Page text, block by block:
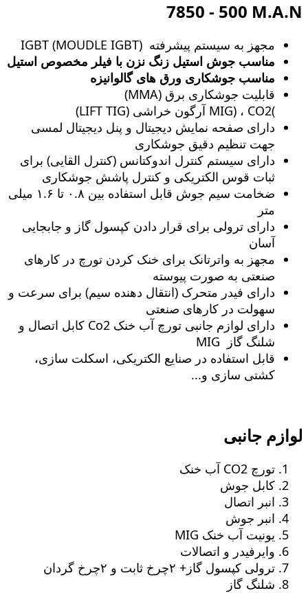
7850 - 500 M.A.N
مجهز به سیستم پیشرفته (MOUDLE IGBT) IGBT
مناسب جوش استیل زنگ‌ نزن با فیلر مخصوص استیل
مناسب جوشکاری ورق های گالوانیزه
قابلیت جوشکاری برق (MMA)
)MIG) ، CO2 آرگون خراشی (LIFT TIG)
دارای صفحه نمایش دیجیتال و پنل دیجیتال لمسی
جهت تنظیم دقیق جوشکاری
دارای سیستم کنترل اندوکتانس (کنترل القایی) برای
ثبات قوس الکتریکی و کنترل پاشش جوشکاری
ضخامت سیم جوش قابل استفاده بین ۰.۸ تا ۱.۶ میلی
متر
دارای ترولی برای قرار دادن کپسول گاز و جابجایی
آسان
مجهز به واترتانک برای خنک کردن تورچ در کارهای
صنعتی به صورت پیوسته
دارای فیدر متحرک (انتقال دهنده سیم) برای سرعت و
سهولت در کارهای صنعتی
دارای لوازم جانبی تورچ آب خنک Co2 کابل اتصال و
شلنگ گاز MIG
قابل استفاده در صنایع الکتریکی، اسکلت سازی،
کشتی سازی و...
لوازم جانبی
تورچ CO2 آب خنک
کابل جوش
انبر اتصال
انبر جوش
یونیت آب خنک MIG
وایرفیدر و اتصالات
ترولی کپسول گاز+ ٢چرخ ثابت و ٢چرخ گردان
شلنگ گاز